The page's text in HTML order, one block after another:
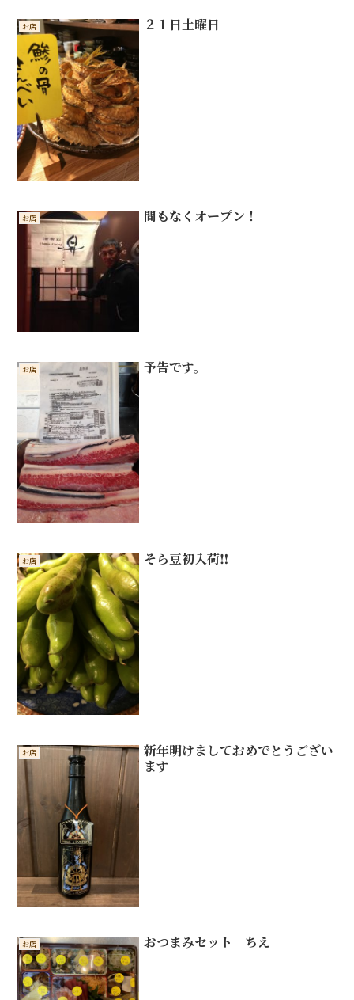
お店 ２１日土曜日
お店 間もなくオープン！
お店 予告です。
お店 そら豆初入荷‼️
お店
新年明けましておめでとうござい
ます
お店 おつまみセット ちえ